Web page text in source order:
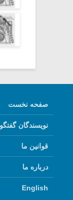
صفحه نخست
نویسندگان
قوانین ما
درباره ما
English